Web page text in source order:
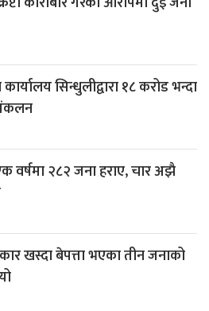
सिन्धुलीद्वारा १८ करोड भन्दा
वर्षमा २८२ जना हराए, चार अझै
खस्दा बेपत्ता भएका तीन जनाको